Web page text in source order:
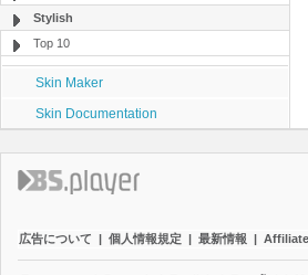
Stylish
Top 10
Skin Maker
Skin Documentation
広告について | 個人情報規定 | 最新情報 | Affiliate